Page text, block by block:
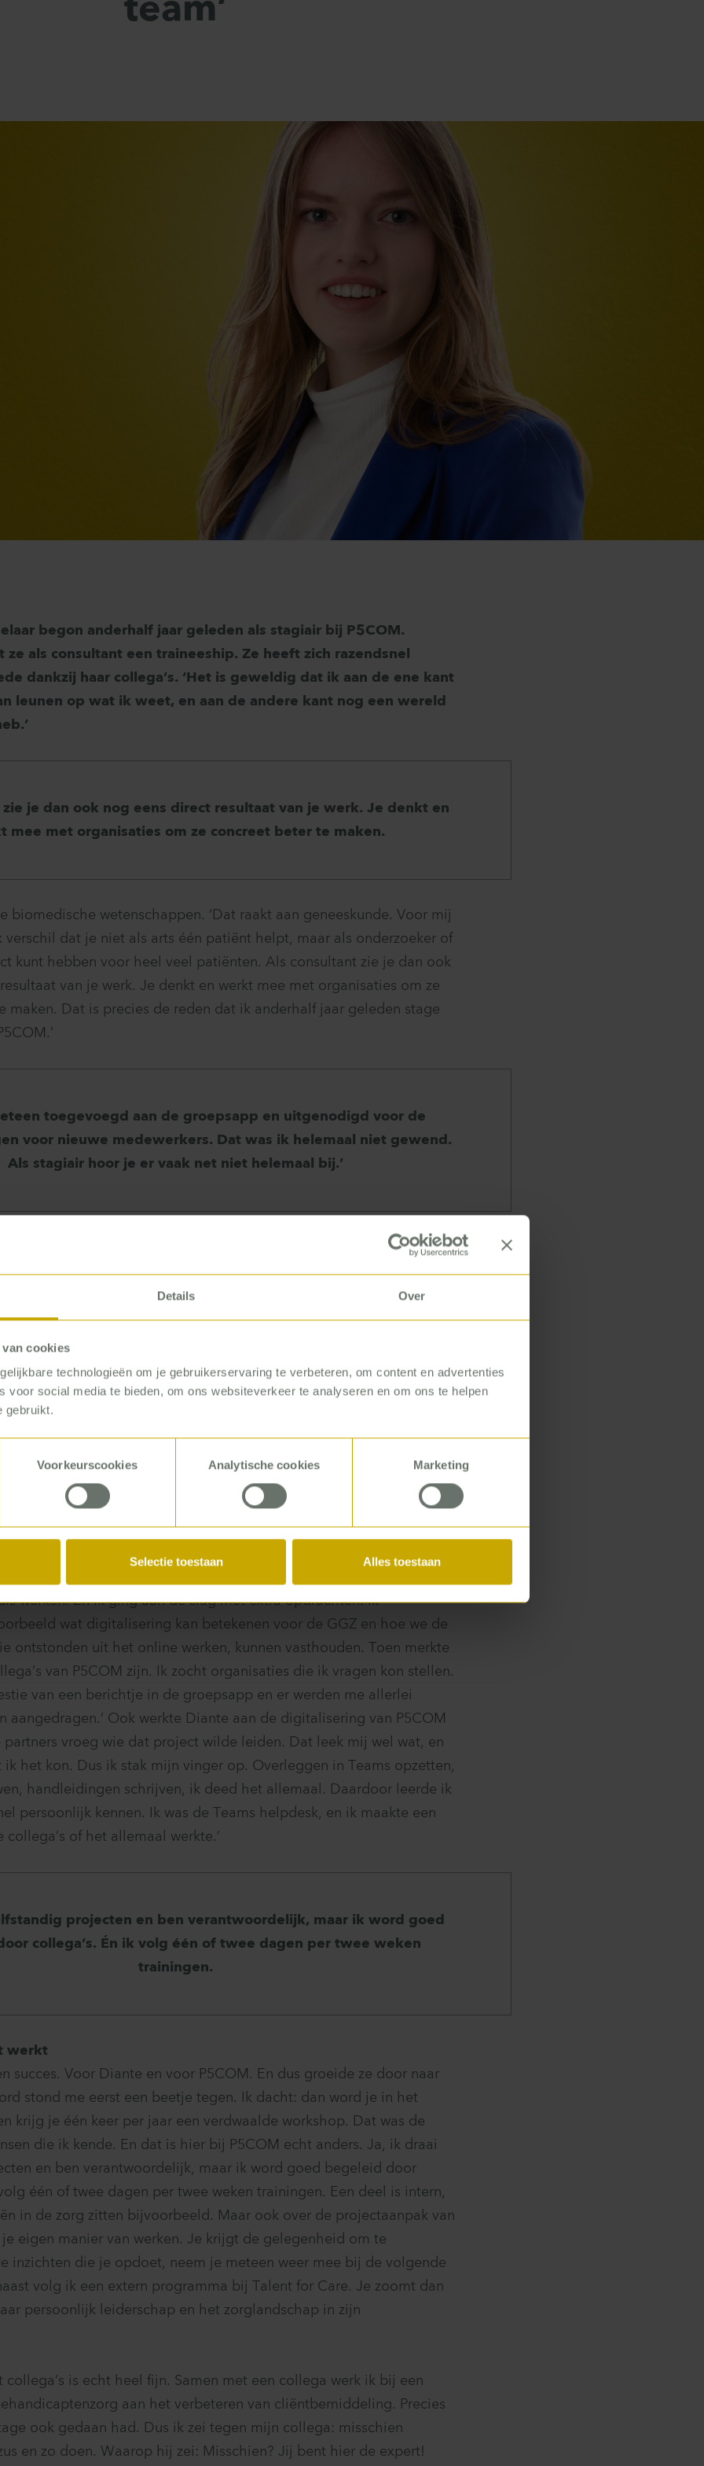
Details Over
cookies
technologieën om je gebruikerservaring te verbeteren, om content en advertenties
voor social media te bieden, om ons websiteverkeer te analyseren en om ons te helpen
gebruikt.
Voorkeurscookies Analytische cookies Marketing
Selectie toestaan Alles toestaan
team’
begon anderhalf jaar geleden als stagiair bij P5COM.
ze als consultant een traineeship. Ze heeft zich razendsnel
dankzij haar collega’s. ‘Het is geweldig dat ik aan de ene kant
leunen op wat ik weet, en aan de andere kant nog een wereld
je dan ook nog eens direct resultaat van je werk. Je denkt en
mee met organisaties om ze concreet beter te maken.
biomedische wetenschappen. ‘Dat raakt aan geneeskunde. Voor mij
verschil dat je niet als arts één patiënt helpt, maar als onderzoeker of
kunt hebben voor heel veel patiënten. Als consultant zie je dan ook
van je werk. Je denkt en werkt mee met organisaties om ze
maken. Dat is precies de reden dat ik anderhalf jaar geleden stage
toegevoegd aan de groepsapp en uitgenodigd voor de
voor nieuwe medewerkers. Dat was ik helemaal niet gewend.
Als stagiair hoor je er vaak net niet helemaal bij.’
eerst binnenkwam, dacht ik: wow, dit zijn heel kundige mensen, die
Ze willen tot in de puntjes weten hoe iets werkt, en verzorgen ook
in de puntjes. Daar sloeg ik op aan.’ Nog vóór haar eerste
Diante zich onderdeel van het team. ‘Ik werd meteen toegevoegd
en uitgenodigd voor de introductiedagen voor nieuwe
was ik helemaal niet gewend. Als stagiair hoor je er vaak net niet
weet ik nog precies. Ik liep mee met een collega bij een organisatie
Zaten we daar bij een groep met acht cliënten en twee
hoe doen jullie het hier eigenlijk?’ Diezelfde middag trokken we
en zaten we bij het bestuur. Dít is afwisselend, dacht ik. ’
werken. En ik ging aan de slag met extra opdrachten. Ik
wat digitalisering kan betekenen voor de GGZ en hoe we de
ontstonden uit het online werken, kunnen vasthouden. Toen merkte
van P5COM zijn. Ik zocht organisaties die ik vragen kon stellen.
van een berichtje in de groepsapp en er werden me allerlei
aangedragen.’ Ook werkte Diante aan de digitalisering van P5COM
partners vroeg wie dat project wilde leiden. Dat leek mij wel wat, en
het kon. Dus ik stak mijn vinger op. Overleggen in Teams opzetten,
handleidingen schrijven, ik deed het allemaal. Daardoor leerde ik
persoonlijk kennen. Ik was de Teams helpdesk, en ik maakte een
collega’s of het allemaal werkte.’
projecten en ben verantwoordelijk, maar ik word goed
collega’s. Én ik volg één of twee dagen per twee weken
trainingen.
werkt
succes. Voor Diante en voor P5COM. En dus groeide ze door naar
stond me eerst een beetje tegen. Ik dacht: dan word je in het
krijg je één keer per jaar een verdwaalde workshop. Dat was de
die ik kende. En dat is hier bij P5COM echt anders. Ja, ik draai
en ben verantwoordelijk, maar ik word goed begeleid door
één of twee dagen per twee weken trainingen. Een deel is intern,
in de zorg zitten bijvoorbeeld. Maar ook over de projectaanpak van
je eigen manier van werken. Je krijgt de gelegenheid om te
inzichten die je opdoet, neem je meteen weer mee bij de volgende
volg ik een extern programma bij Talent for Care. Je zoomt dan
persoonlijk leiderschap en het zorglandschap in zijn
collega’s is echt heel fijn. Samen met een collega werk ik bij een
aan het verbeteren van cliëntbemiddeling. Precies
ook gedaan had. Dus ik zei tegen mijn collega: misschien
en zo doen. Waarop hij zei: Misschien? Jij bent hier de expert!